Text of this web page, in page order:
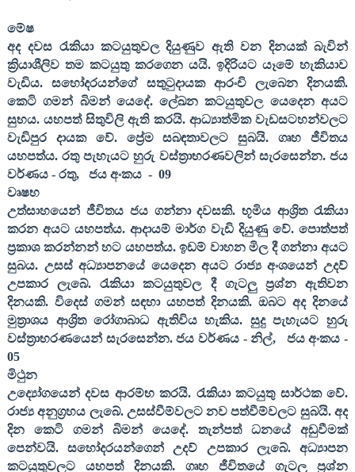
මේෂ
අද දවස රැකියා කටයුතුවල දියුණුව ඇති වන දිනයක් බැවින්
ක්‍රියාශීලිව තම කටයුතු කරගෙන යයි. ඉදිරියට යෑමේ හැකියාව
වැඩිය. සහෝදරයන්ගේ සතුටුදායක ආරංචි ලැබෙන දිනයකි.
කෙටි ගමන් බිමන් යෙදේ. ලේඛන කටයුතුවල යෙදෙන අයට
සුභය. යහපත් සිතුවිලි ඇති කරයි. ආධ්‍යාත්මික වැඩසටහන්වලට
වැඩිපුර දායක වේ. ප්‍රේම සබඳතාවලට සුබයි. ගෘහ ජීවිතය
යහපත්ය. රතු පැහැයට හුරු වස්ත්‍රාභරණවලින් සැරසෙන්න. ජය
වර්ණය - රතු, ජය අංකය - 09
වෘෂභ
උත්සාහයෙන් ජීවිතය ජය ගන්නා දවසකි. භූමිය ආශ්‍රිත රැකියා
කරන අයට යහපත්ය. ආදායම් මාර්ග වැඩි දියුණු වේ. පොත්පත්
ප්‍රකාශ කරන්නන් හට යහපත්ය. ඉඩම් වාහන මිල දී ගන්නා අයට
සුබය. උසස් අධ්‍යාපනයේ යෙදෙන අයට රාජ්‍ය අංශයෙන් උදව්
උපකාර ලැබේ. රැකියා කටයුතුවල දී ගැටලු ප්‍රශ්න ඇතිවන
දිනයකි. විදෙස් ගමන් සඳහා යහපත් දිනයකි. ඔබට අද දිනයේ
මුත්‍රාශය ආශ්‍රිත රෝගාබාධ ඇතිවිය හැකිය. සුදු පැහැයට හුරු
වස්ත්‍රාභරණයෙන් සැරසෙන්න. ජය වර්ණය - නිල්,
ජය අංකය -
05
මිථුන
උද්‍යෝගයෙන් දවස ආරම්භ කරයි. රැකියා කටයුතු සාර්ථක වේ.
රාජ්‍ය අනුග්‍රහය ලැබේ. උසස්වීම්වලට නව පත්වීම්වලට සුබයි. අද
දින කෙටි ගමන් බිමන් යෙදේ. තැන්පත් ධනයේ අඩුවීමක්
පෙන්වයි. සහෝදරයන්ගෙන් උදව් උපකාර ලැබේ. අධ්‍යාපන
කටයුතුවලට යහපත් දිනයකි. ගෘහ ජීවිතයේ ගැටලු ප්‍රශ්න